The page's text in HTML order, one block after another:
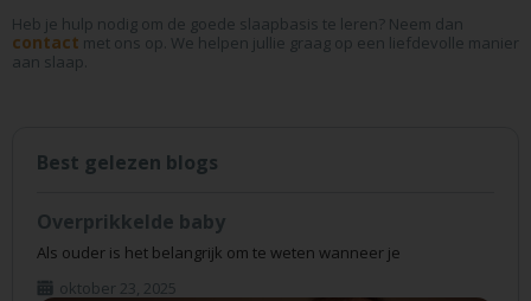
Heb je hulp nodig om de goede slaapbasis te leren? Neem dan
contact met ons op. We helpen jullie graag op een liefdevolle manier
aan slaap.
Best gelezen blogs
Overprikkelde baby
Als ouder is het belangrijk om te weten wanneer je
oktober 23, 2025